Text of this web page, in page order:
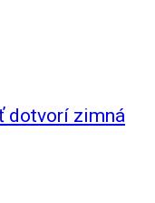
dotvorí zimná